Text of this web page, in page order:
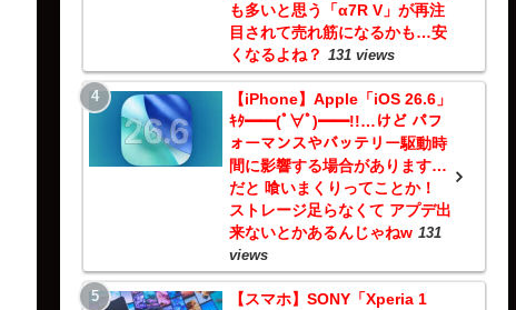
も多いと思う「α7R V」が再注
目されて売れ筋になるかも…安
くなるよね？ 131 views
【iPhone】Apple「iOS 26.6」
ｷﾀ━━(ﾟ∀ﾟ)━━!!…けど パフ
ォーマンスやバッテリー駆動時
間に影響する場合があります…
だと 喰いまくりってことか！
ストレージ足らなくて アプデ出
来ないとかあるんじゃねw 131
views
【スマホ】SONY「Xperia 1